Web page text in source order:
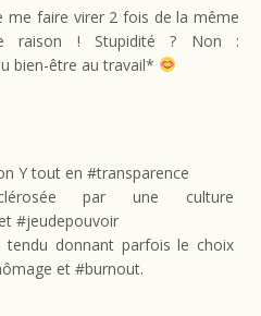
me faire virer 2 fois de la même
raison ! Stupidité ? Non :
bien-être au travail*
Y tout en #transparence
par une culture
#jeudepouvoir
tendu donnant parfois le choix
et #burnout.